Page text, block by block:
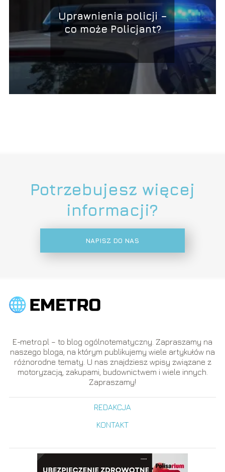
Uprawnienia policji –
co może Policjant?
Potrzebujesz więcej
informacji?
NAPISZ DO NAS
E-metro.pl – to blog ogólnotematyczny. Zapraszamy na
naszego bloga, na którym publikujemy wiele artykułów na
różnorodne tematy. U nas znajdziesz wpisy związane z
motoryzacją, zakupami, budownictwem i wiele innych.
Zapraszamy!
REDAKCJA
KONTAKT